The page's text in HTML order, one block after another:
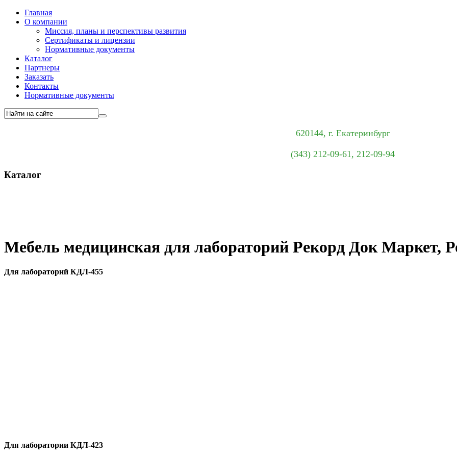
Главная
О компании
Миссия, планы и перспективы развития
Сертификаты и лицензии
Нормативные документы
Каталог
Партнеры
Заказать
Контакты
Нормативные документы
620144, г. Екатеринбург
(343) 212-09-61, 212-09-94
Каталог
Мебель медицинская для лабораторий Рекорд Док Маркет,
Для лабораторий КДЛ-455
Для лаборатории КДЛ-423